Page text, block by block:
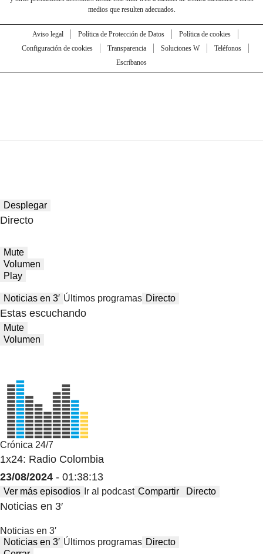
medios que resulten adecuados.
Aviso legal Política de Protección de Datos
Política de cookies
Configuración de cookies
Transparencia Soluciones W
Teléfonos
Escríbanos
Desplegar
Directo
Mute
Volumen
Play
Noticias en 3′ Últimos programas Directo
Estas escuchando
Mute
Volumen
Crónica 24/7
1x24: Radio Colombia
23/08/2024 - 01:38:13
Ver más episodios Ir al podcast Compartir Directo
Noticias en 3′
Noticias en 3′
Noticias en 3′ Últimos programas Directo